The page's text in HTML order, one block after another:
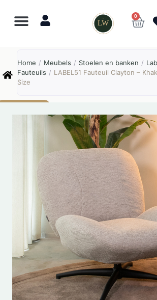
LW
0
Home / Meubels / Stoelen en banken /
Fauteuils / LABEL51 Fauteuil Clayton –
Size
Online